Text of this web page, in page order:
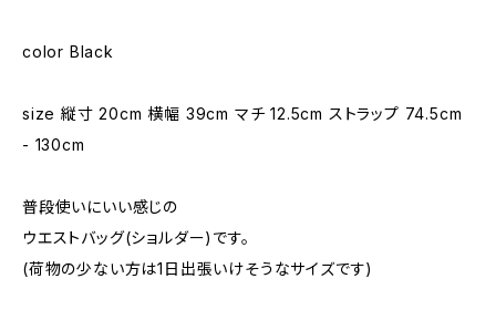
color Black
size 縦寸 20cm 横幅 39cm マチ 12.5cm ストラップ 74.5cm
- 130cm
普段使いにいい感じの
ウエストバッグ(ショルダー)です。
(荷物の少ない方は1日出張いけそうなサイズです)